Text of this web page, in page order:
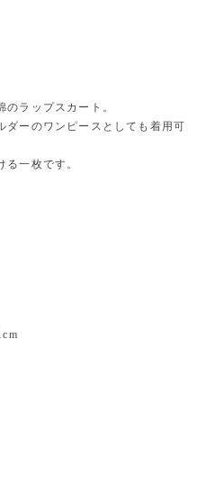
ラップスカート。
ダーのワンピースとしても着用可
一枚です。